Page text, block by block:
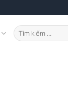
Tìm
kiếm: